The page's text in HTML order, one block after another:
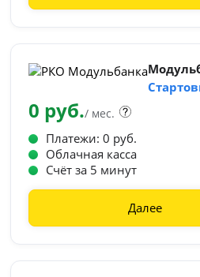
0 руб./ мес.
Платежи: 0 руб.
Облачная касса
Счёт за 5 минут
Далее